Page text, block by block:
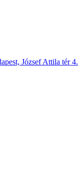
József Attila tér 4.